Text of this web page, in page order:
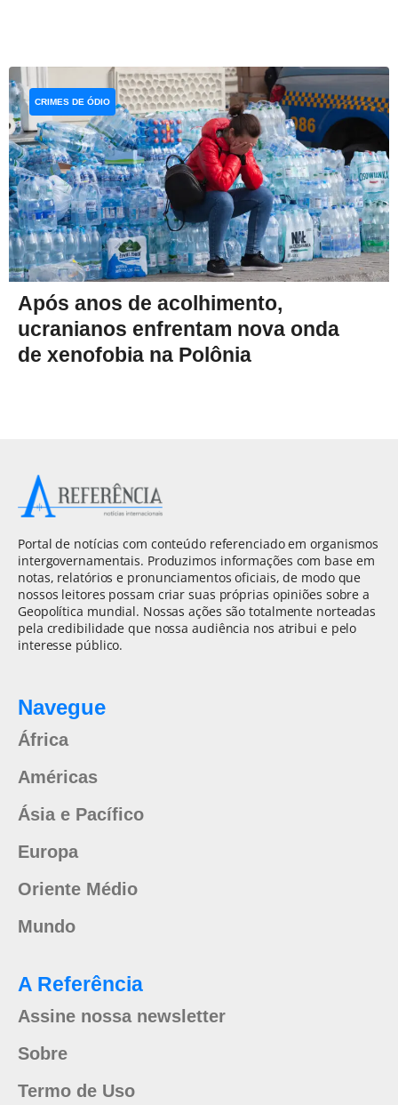
Após anos de acolhimento,
ucranianos enfrentam nova onda
de xenofobia na Polônia
CRIMES DE ÓDIO
Portal de notícias com conteúdo referenciado em organismos
intergovernamentais. Produzimos informações com base em
notas, relatórios e pronunciamentos oficiais, de modo que
nossos leitores possam criar suas próprias opiniões sobre a
Geopolítica mundial. Nossas ações são totalmente norteadas
pela credibilidade que nossa audiência nos atribui e pelo
interesse público.
Navegue
África
Américas
Ásia e Pacífico
Europa
Oriente Médio
Mundo
A Referência
Assine nossa newsletter
Sobre
Termo de Uso